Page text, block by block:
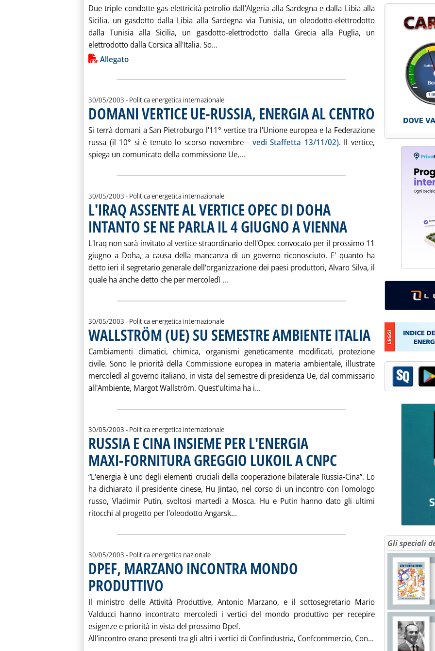
Due triple condotte gas-elettricità-petrolio dall'Algeria alla Sardegna e dalla Libia alla
Sicilia, un gasdotto dalla Libia alla Sardegna via Tunisia, un oleodotto-elettrodotto
dalla Tunisia alla Sicilia, un gasdotto-elettrodotto dalla Grecia alla Puglia, un
elettrodotto dalla Corsica all'Italia. So... Leggi tutta la notizia: 'LE RETI ENERGETICHE PROSSIME
Lista allegati PDF alla notizia
Allegato
30/05/2003 - Politica energetica internazionale
DOMANI VERTICE UE-RUSSIA, ENERGIA AL CENTRO
Si terrà domani a San Pietroburgo l'11° vertice tra l'Unione europea e la Federazione
russa (il 10° si è tenuto lo scorso novembre - vedi Staffetta 13/11/02). Il vertice,
spiega un comunicato della commissione Ue,... Leggi tutta la notizia: 'DOMANI VERTICE UE-RUSSIA,
30/05/2003 - Politica energetica internazionale
L'IRAQ ASSENTE AL VERTICE OPEC DI DOHA
INTANTO SE NE PARLA IL 4 GIUGNO A VIENNA . Pubblicata venerdì 30 maggio 2003
L'Iraq non sarà invitato al vertice straordinario dell'Opec convocato per il prossimo 11
giugno a Doha, a causa della mancanza di un governo riconosciuto. E' quanto ha
detto ieri il segretario generale dell'organizzazione dei paesi produttori, Alvaro Silva, il
quale ha anche detto che per mercoledì ... Leggi tutta la notizia: 'L'IRAQ ASSENTE AL VERTICE OPEC
30/05/2003 - Politica energetica internazionale
WALLSTRÖM (UE) SU SEMESTRE AMBIENTE ITALIA . Pubblicata venerdì 30
Cambiamenti climatici, chimica, organismi geneticamente modificati, protezione
civile. Sono le priorità della Commissione europea in materia ambientale, illustrate
mercoledì al governo italiano, in vista del semestre di presidenza Ue, dal commissario
all'Ambiente, Margot Wallström. Quest'ultima ha i... Leggi tutta la notizia: 'WALLSTRÖM (UE) SU
30/05/2003 - Politica energetica internazionale
RUSSIA E CINA INSIEME PER L'ENERGIA
MAXI-FORNITURA GREGGIO LUKOIL A CNPC. Pubblicata venerdì 30 maggio 2003 alle
“L'energia è uno degli elementi cruciali della cooperazione bilaterale Russia-Cina”. Lo
ha dichiarato il presidente cinese, Hu Jintao, nel corso di un incontro con l'omologo
russo, Vladimir Putin, svoltosi martedì a Mosca. Hu e Putin hanno dato gli ultimi
ritocchi al progetto per l'oleodotto Angarsk... Leggi tutta la notizia: 'RUSSIA E CINA INSIEME PER
30/05/2003 - Politica energetica nazionale
DPEF, MARZANO INCONTRA MONDO
PRODUTTIVO
Il ministro delle Attività Produttive, Antonio Marzano, e il sottosegretario Mario
Valducci hanno incontrato mercoledì i vertici del mondo produttivo per recepire
esigenze e priorità in vista del prossimo Dpef.
All'incontro erano presenti tra gli altri i vertici di Confindustria, Confcommercio, Con... Leggi tutta la
Gli speciali